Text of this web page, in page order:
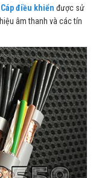
Cáp điều khiển được sử
âm thanh và các tín